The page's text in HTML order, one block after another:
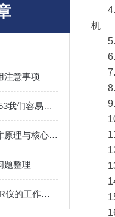
注意事项
那些关于奥林巴斯BX53我们容易忽视的小细节
高速冷冻离心机的工作原理与核心技术创新
题整理
深入剖析荧光定量PCR仪的工作原理与应用
机